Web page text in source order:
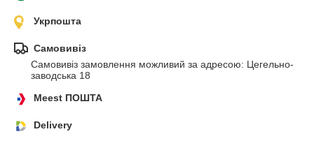
Укрпошта
Самовивіз
Самовивіз замовлення можливий за адресою: Цегельно-
заводська 18
Meest ПОШТА
Delivery